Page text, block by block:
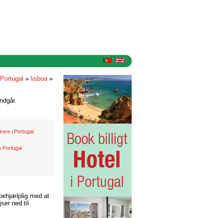
» lisboa»
i Portugal
Portugal
med at
ned til